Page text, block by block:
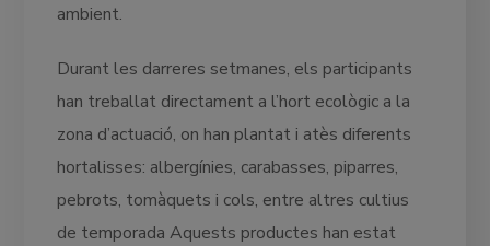
ambient.
Durant les darreres setmanes, els participants
han treballat directament a l’hort ecològic a la
zona d’actuació, on han plantat i atès diferents
hortalisses: albergínies, carabasses, piparres,
pebrots, tomàquets i cols, entre altres cultius
de temporada Aquests productes han estat